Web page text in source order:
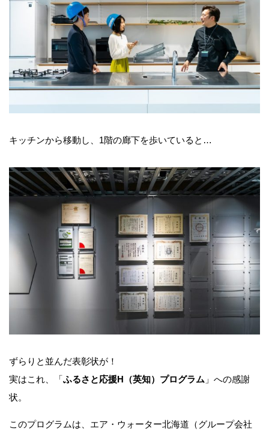
キッチンから移動し、1階の廊下を歩いていると…
ずらりと並んだ表彰状が！
実はこれ、「ふるさと応援H（英知）プログラム 」への感謝
状。
このプログラムは、エア・ウォーター北海道（グループ会社